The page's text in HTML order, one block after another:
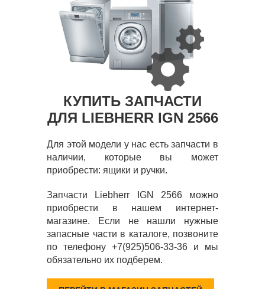
КУПИТЬ ЗАПЧАСТИ
ДЛЯ LIEBHERR IGN 2566
Для этой модели у нас есть запчасти в
наличии, которые вы может
приобрести: ящики и ручки.
Запчасти Liebherr IGN 2566 можно
приобрести в нашем интернет-
магазине. Если не нашли нужные
запасные части в каталоге, позвоните
по телефону +7(925)506-33-36 и мы
обязательно их подберем.